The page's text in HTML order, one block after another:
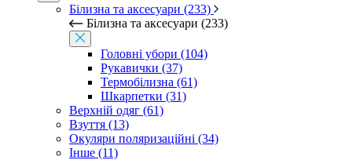
Білизна та аксесуари (233)
Білизна та аксесуари (233)
Головні убори (104)
Рукавички (37)
Термобілизна (61)
Шкарпетки (31)
Верхній одяг (61)
Взуття (13)
Окуляри поляризаційні (34)
Інше (11)